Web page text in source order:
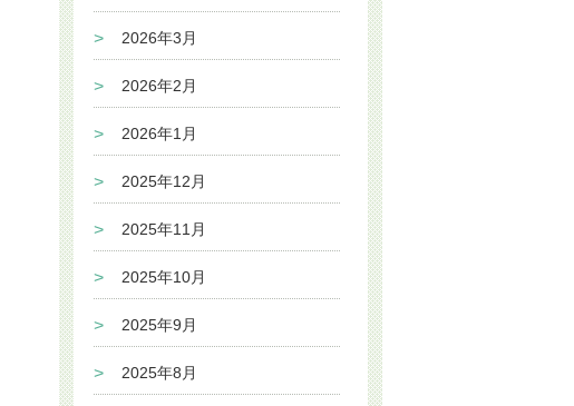
2026年3月
2026年2月
2026年1月
2025年12月
2025年11月
2025年10月
2025年9月
2025年8月